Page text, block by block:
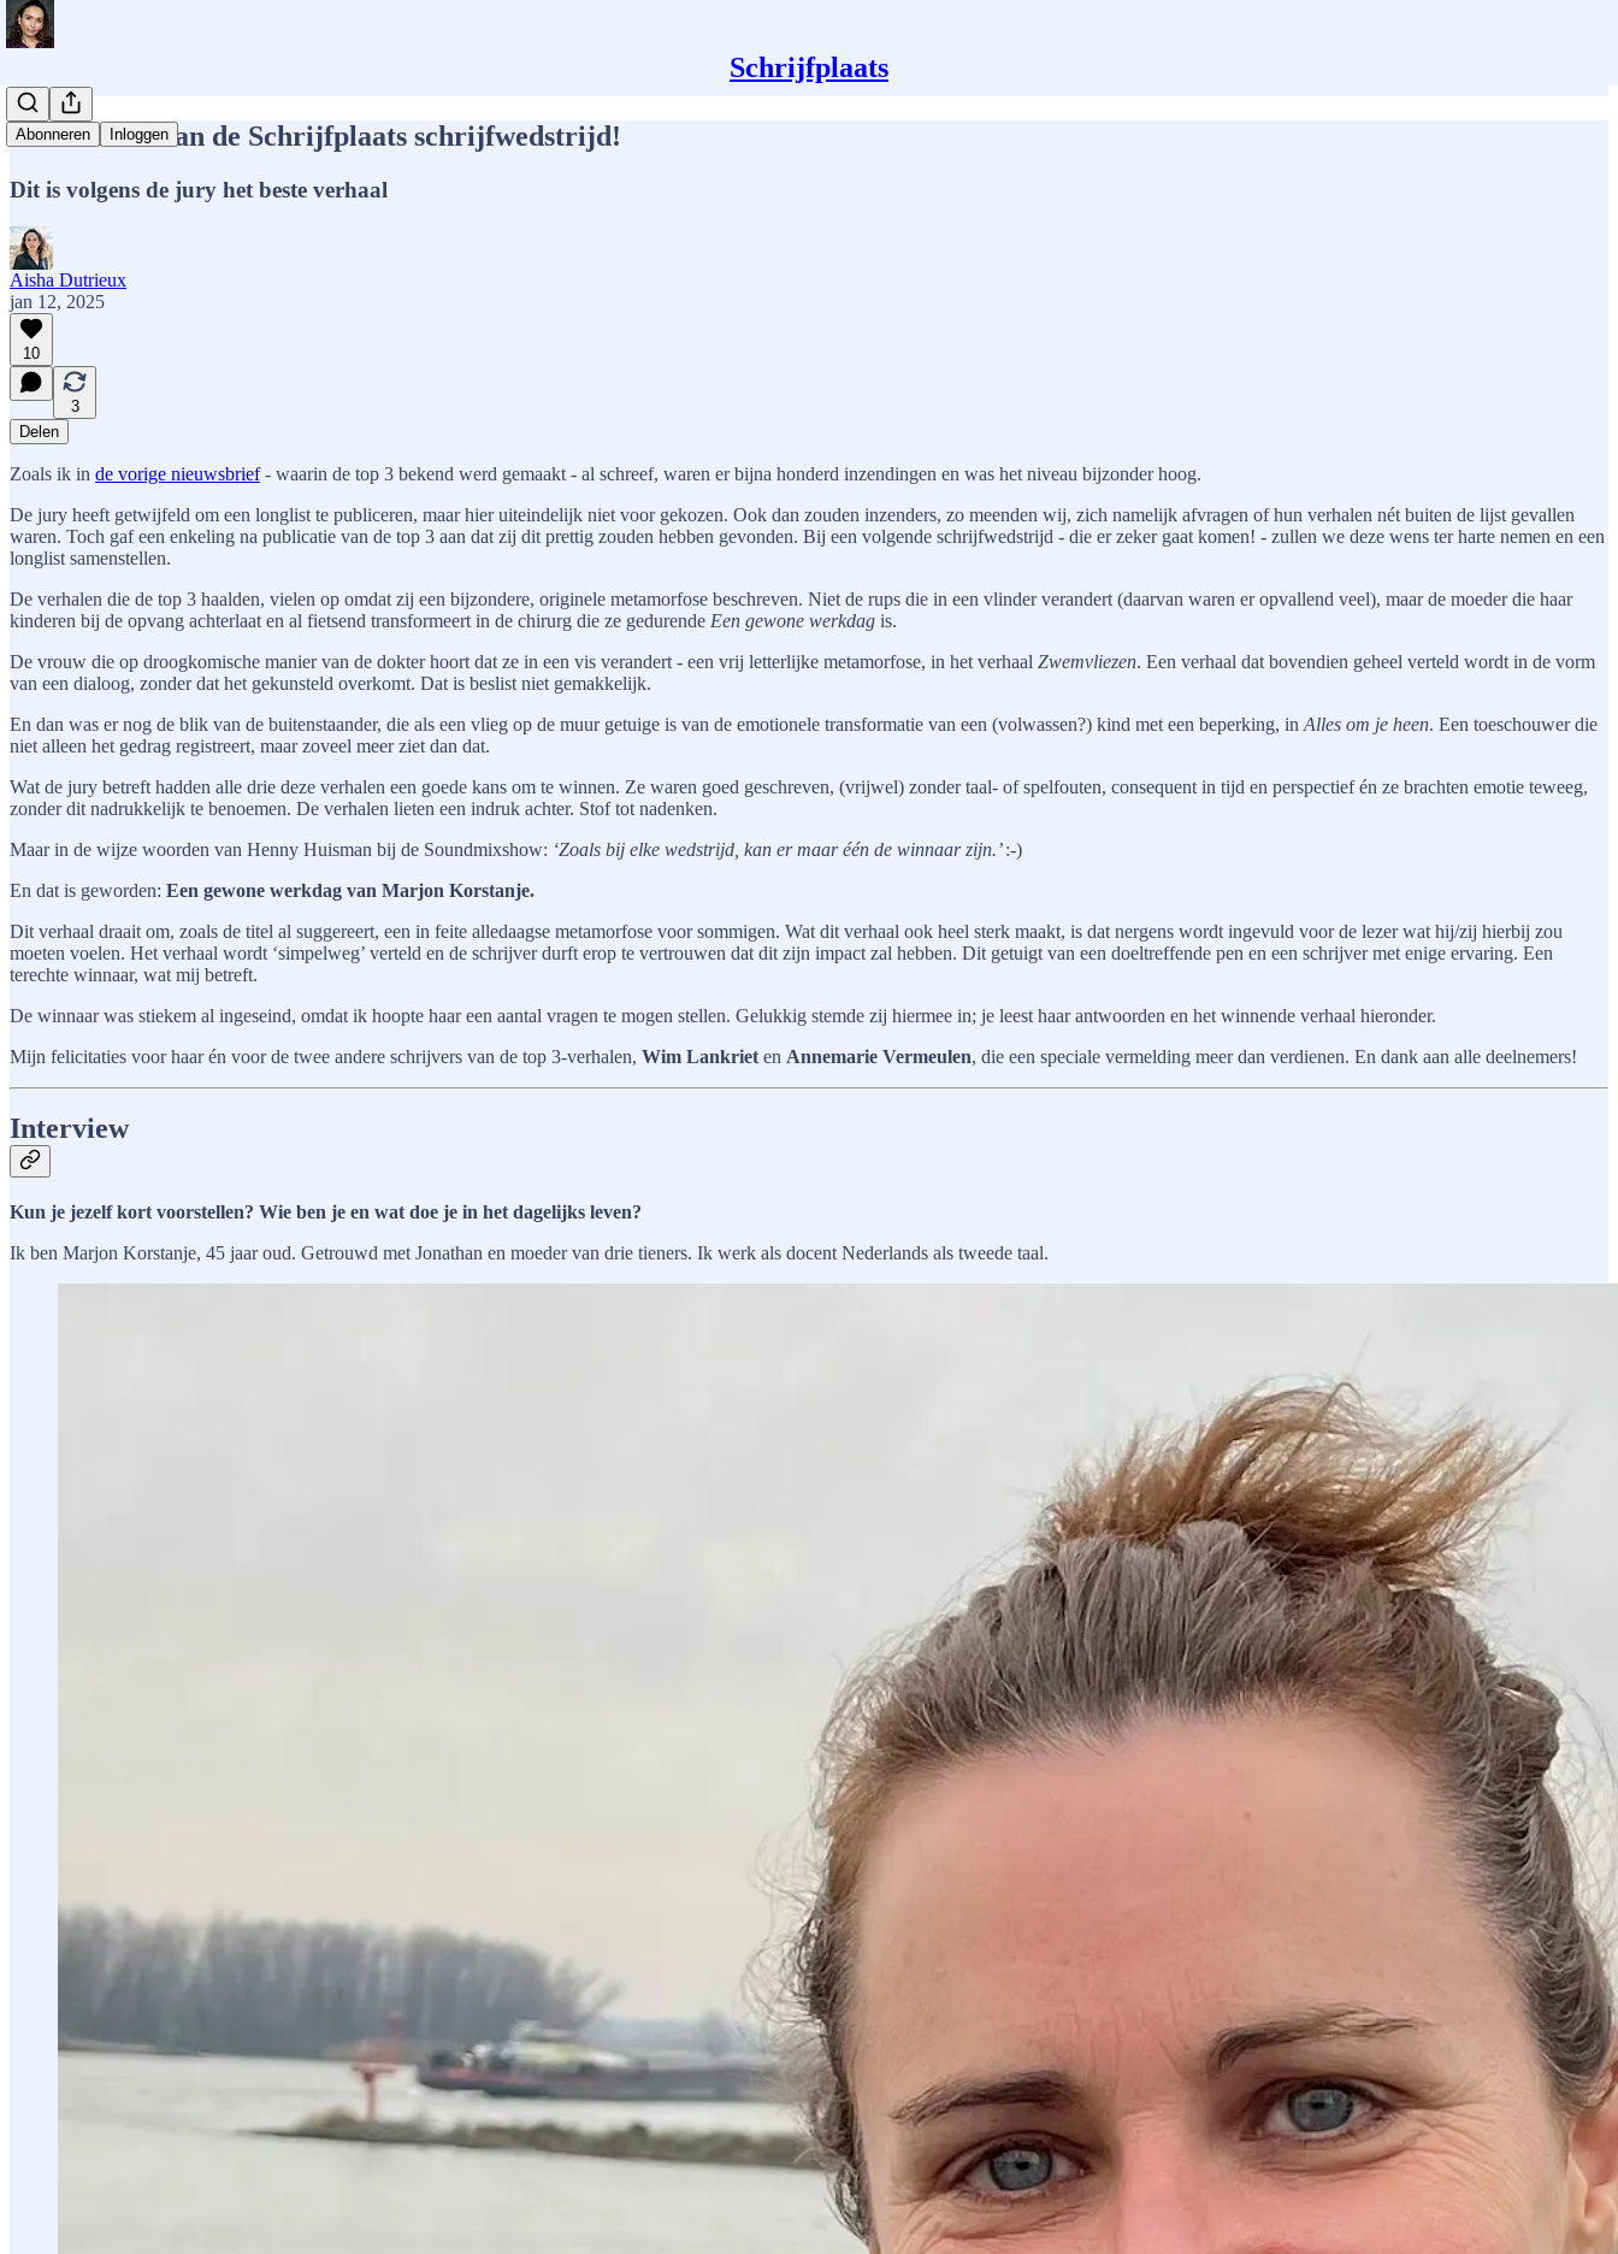
Schrijfplaats
Abonneren Inloggen
De winnaar van de Schrijfplaats schrijfwedstrijd!
Dit is volgens de jury het beste verhaal
Aisha Dutrieux
jan 12, 2025
10
3
Delen
Zoals ik in de vorige nieuwsbrief- waarin de top 3 bekend werd gemaakt - al schreef, waren er bijna honderd inzendingen en was het niveau bijzonder hoog.
De jury heeft getwijfeld om een longlist te publiceren, maar hier uiteindelijk niet voor gekozen. Ook dan zouden inzenders, zo meenden wij, zich namelijk afvragen of hun verhalen nét buiten de lijst gevallen
waren. Toch gaf een enkeling na publicatie van de top 3 aan dat zij dit prettig zouden hebben gevonden. Bij een volgende schrijfwedstrijd - die er zeker gaat komen! - zullen we deze wens ter harte nemen en een
longlist samenstellen.
De verhalen die de top 3 haalden, vielen op omdat zij een bijzondere, originele metamorfose beschreven. Niet de rups die in een vlinder verandert (daarvan waren er opvallend veel), maar de moeder die haar
kinderen bij de opvang achterlaat en al fietsend transformeert in de chirurg die ze gedurende Een gewone werkdag is.
De vrouw die op droogkomische manier van de dokter hoort dat ze in een vis verandert - een vrij letterlijke metamorfose, in het verhaal Zwemvliezen. Een verhaal dat bovendien geheel verteld wordt in de vorm
van een dialoog, zonder dat het gekunsteld overkomt. Dat is beslist niet gemakkelijk.
En dan was er nog de blik van de buitenstaander, die als een vlieg op de muur getuige is van de emotionele transformatie van een (volwassen?) kind met een beperking, in Alles om je heen. Een toeschouwer die
niet alleen het gedrag registreert, maar zoveel meer ziet dan dat.
Wat de jury betreft hadden alle drie deze verhalen een goede kans om te winnen. Ze waren goed geschreven, (vrijwel) zonder taal- of spelfouten, consequent in tijd en perspectief én ze brachten emotie teweeg,
zonder dit nadrukkelijk te benoemen. De verhalen lieten een indruk achter. Stof tot nadenken.
Maar in de wijze woorden van Henny Huisman bij de Soundmixshow: ‘Zoals bij elke wedstrijd, kan er maar één de winnaar zijn.’:-)
En dat is geworden: Een gewone werkdag van Marjon Korstanje.
Dit verhaal draait om, zoals de titel al suggereert, een in feite alledaagse metamorfose voor sommigen. Wat dit verhaal ook heel sterk maakt, is dat nergens wordt ingevuld voor de lezer wat hij/zij hierbij zou
moeten voelen. Het verhaal wordt ‘simpelweg’ verteld en de schrijver durft erop te vertrouwen dat dit zijn impact zal hebben. Dit getuigt van een doeltreffende pen en een schrijver met enige ervaring. Een
terechte winnaar, wat mij betreft.
De winnaar was stiekem al ingeseind, omdat ik hoopte haar een aantal vragen te mogen stellen. Gelukkig stemde zij hiermee in; je leest haar antwoorden en het winnende verhaal hieronder.
Mijn felicitaties voor haar én voor de twee andere schrijvers van de top 3-verhalen, Wim Lankriet en Annemarie Vermeulen, die een speciale vermelding meer dan verdienen. En dank aan alle deelnemers!
Interview
Kun je jezelf kort voorstellen? Wie ben je en wat doe je in het dagelijks leven?
Ik ben Marjon Korstanje, 45 jaar oud. Getrouwd met Jonathan en moeder van drie tieners. Ik werk als docent Nederlands als tweede taal.